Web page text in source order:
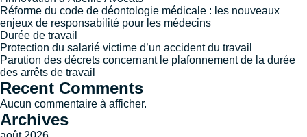
Réforme du code de déontologie médicale : les nouveaux
enjeux de responsabilité pour les médecins
Durée de travail
Protection du salarié victime d’un accident du travail
Parution des décrets concernant le plafonnement de la durée
des arrêts de travail
Recent Comments
Aucun commentaire à afficher.
Archives